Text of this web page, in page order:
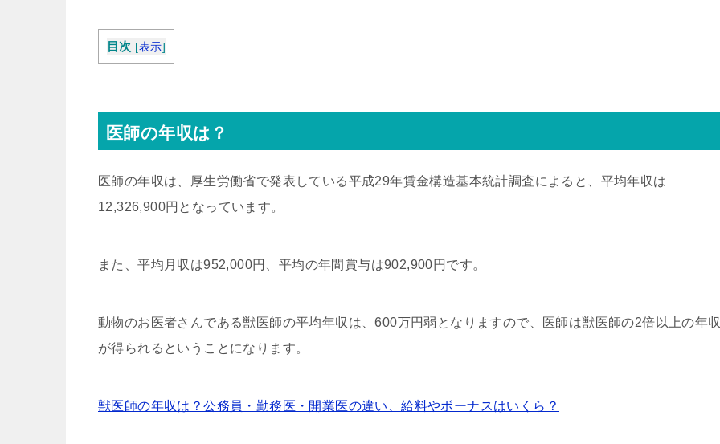
目次 [表示]
医師の年収は？
医師の年収は、厚生労働省で発表している平成29年賃金構造基本統計調査によると、平均年収は
12,326,900円となっています。
また、平均月収は952,000円、平均の年間賞与は902,900円です。
動物のお医者さんである獣医師の平均年収は、600万円弱となりますので、医師は獣医師の2倍以上の年収
が得られるということになります。
獣医師の年収は？公務員・勤務医・開業医の違い、給料やボーナスはいくら？